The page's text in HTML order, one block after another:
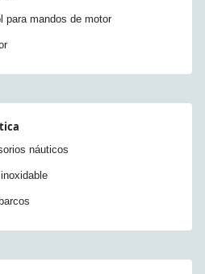
para mandos de motor
náuticos